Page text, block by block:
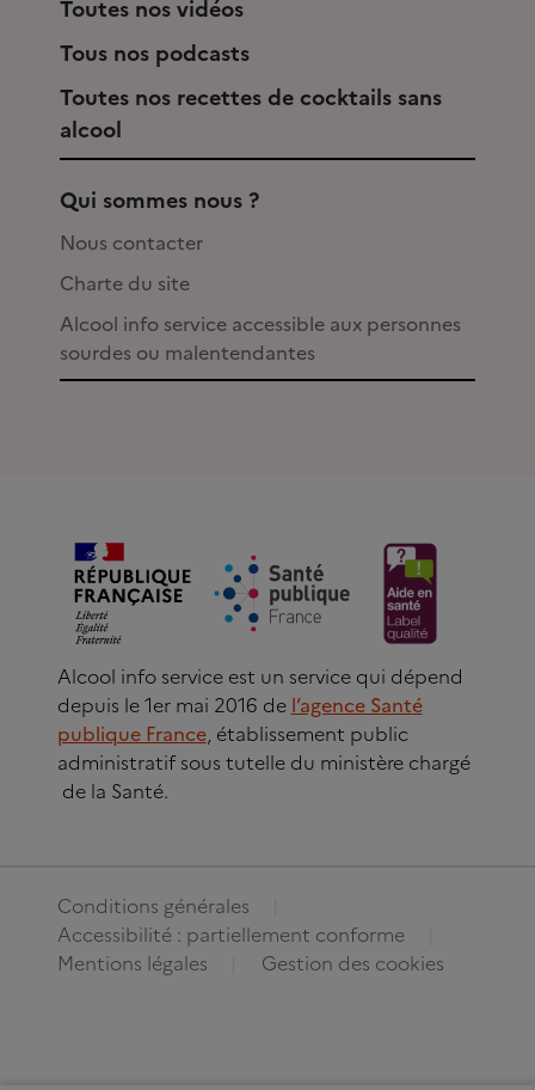
Toutes nos vidéos
Tous nos podcasts
Toutes nos recettes de cocktails sans
alcool
Qui sommes nous ?
Nous contacter
Charte du site
Alcool info service accessible aux personnes
sourdes ou malentendantes
Alcool info service est un service qui dépend
depuis le 1er mai 2016 de l’agence Santé
publique France, établissement public
administratif sous tutelle du ministère chargé
de la Santé.
Conditions générales
Accessibilité : partiellement conforme
Mentions légales
Gestion des cookies